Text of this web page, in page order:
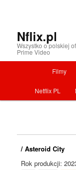
Nflix.pl
Wszystko o polskiej
Prime Video
Menu główne
Przeskocz do
Filmy
Netflix PL
/ Asteroid City
Rok produkcji: